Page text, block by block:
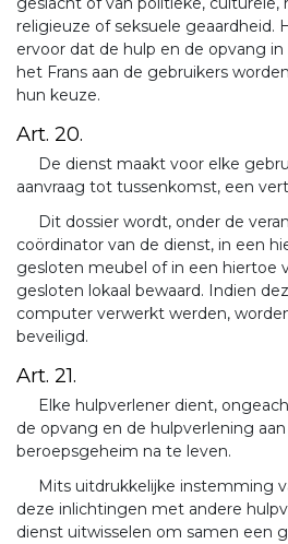
religieuze of seksuele
ervoor dat de hulp en de opvang
het Frans aan de gebruikers
hun keuze.
Art. 20.
De dienst maakt voor elke
aanvraag tot tussenkomst, een
Dit dossier wordt, onder de
coördinator van de dienst, in een
gesloten meubel of in een hiertoe
gesloten lokaal bewaard. Indien
computer verwerkt werden,
beveiligd.
Art. 21.
Elke hulpverlener dient,
de opvang en de hulpverlening
beroepsgeheim na te leven.
Mits uitdrukkelijke instemming
deze inlichtingen met andere
dienst uitwisselen om samen een